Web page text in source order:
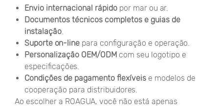
Envio internacional rápido por mar ou ar.
Documentos técnicos completos e guias de
instalação.
Suporte on-line para configuração e operação.
Personalização OEM/ODM com seu logotipo e
especificações.
Condições de pagamento flexíveis e modelos de
cooperação para distribuidores.
Ao escolher a ROAGUA, você não está apenas